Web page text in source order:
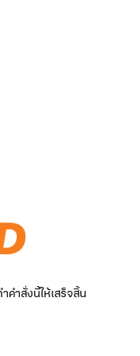
ำสั่งนี้ให้เสร็จสิ้น